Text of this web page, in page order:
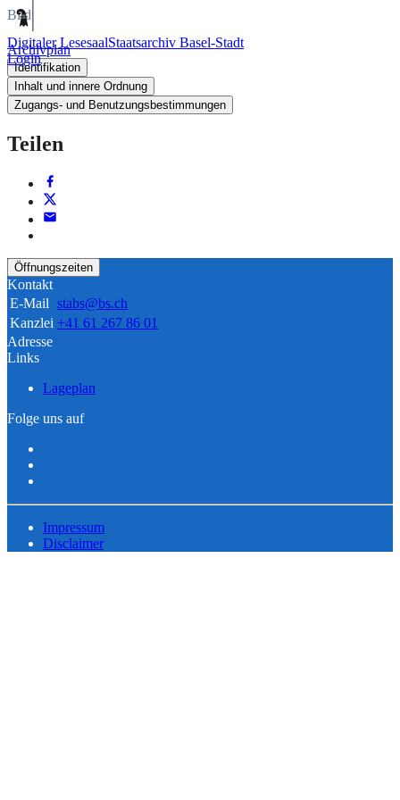
Digitaler LesesaalStaatsarchiv Basel-Stadt
Login
Bild
Archivplan
Identifikation
Inhalt und innere Ordnung
Zugangs- und Benutzungsbestimmungen
Teilen
Öffnungszeiten
Kontakt
E-Mail stabs@bs.ch
Kanzlei +41 61 267 86 01
Adresse
Links
Lageplan
Folge uns auf
Impressum
Disclaimer